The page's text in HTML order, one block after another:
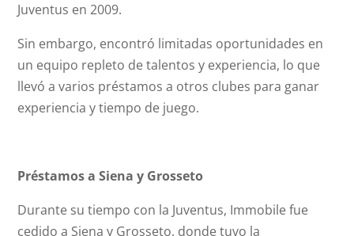
Juventus en 2009.
Sin embargo, encontró limitadas oportunidades en
un equipo repleto de talentos y experiencia, lo que
llevó a varios préstamos a otros clubes para ganar
experiencia y tiempo de juego.
Préstamos a Siena y Grosseto
Durante su tiempo con la Juventus, Immobile fue
cedido a Siena y Grosseto, donde tuvo la